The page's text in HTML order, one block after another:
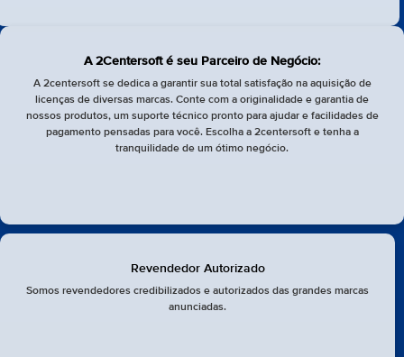
A 2Centersoft é seu Parceiro de Negócio:
A 2centersoft se dedica a garantir sua total satisfação na aquisição de
licenças de diversas marcas. Conte com a originalidade e garantia de
nossos produtos, um suporte técnico pronto para ajudar e facilidades de
pagamento pensadas para você. Escolha a 2centersoft e tenha a
tranquilidade de um ótimo negócio.
Revendedor Autorizado
Somos revendedores credibilizados e autorizados das grandes marcas
anunciadas.